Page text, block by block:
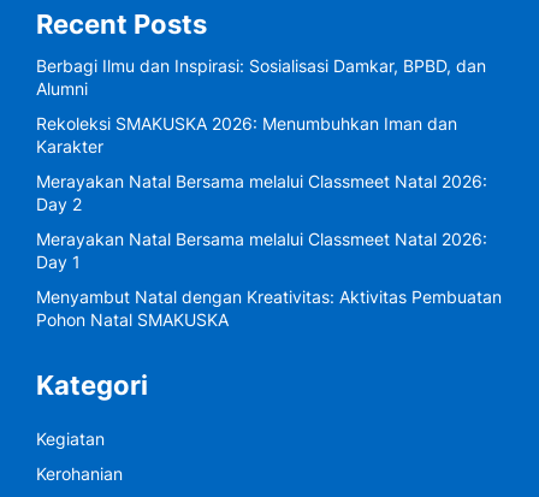
Recent Posts
Berbagi Ilmu dan Inspirasi: Sosialisasi Damkar, BPBD, dan
Alumni
Rekoleksi SMAKUSKA 2026: Menumbuhkan Iman dan
Karakter
Merayakan Natal Bersama melalui Classmeet Natal 2026:
Day 2
Merayakan Natal Bersama melalui Classmeet Natal 2026:
Day 1
Menyambut Natal dengan Kreativitas: Aktivitas Pembuatan
Pohon Natal SMAKUSKA
Kategori
Kegiatan
Kerohanian